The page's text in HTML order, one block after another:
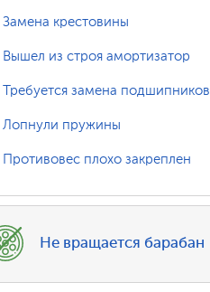
Замена крестовины
Вышел из строя амортизатор
Требуется замена подшипников
Лопнули пружины
Противовес плохо закреплен
Не вращается барабан